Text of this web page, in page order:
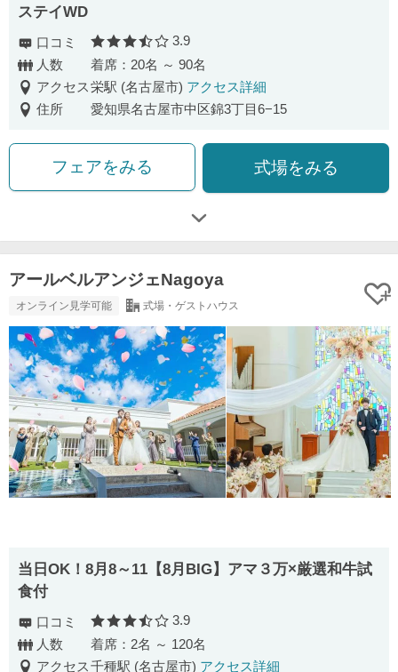
ステイWD
口コミ 口コミ評価
3.9
人数
着席：20名 ～ 90名
アクセス栄駅 (名古屋市) アクセス詳細
住所
愛知県名古屋市中区錦3丁目6−15
フェアをみる 式場をみる
アールベルアンジェNagoya
オンライン見学可能 式場・ゲストハウス
当日OK！8月8～11【8月BIG】アマ３万×厳選和牛試
食付
口コミ 口コミ評価
3.9
人数
着席：2名 ～ 120名
アクセス千種駅 (名古屋市) アクセス詳細